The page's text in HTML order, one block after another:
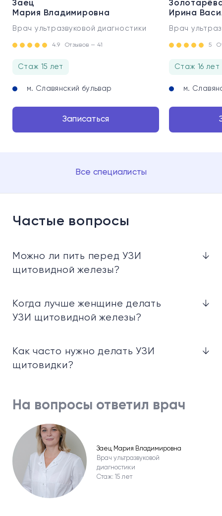
Заец
Мария Владимировна
Врач ультразвуковой диагностики
4.9 Отзывов — 41
Стаж 15 лет
м. Славянский бульвар
Записаться
Ирина
Врач
5
Стаж 16 лет
м.
Все специалисты
Частые вопросы
Можно ли пить перед УЗИ
щитовидной железы?
↓
Когда лучше женщине делать
УЗИ щитовидной железы?
↓
Как часто нужно делать УЗИ
щитовидки?
↓
На вопросы ответил врач
Заец Мария Владимировна
Врач ультразвуковой
диагностики
Стаж: 15 лет